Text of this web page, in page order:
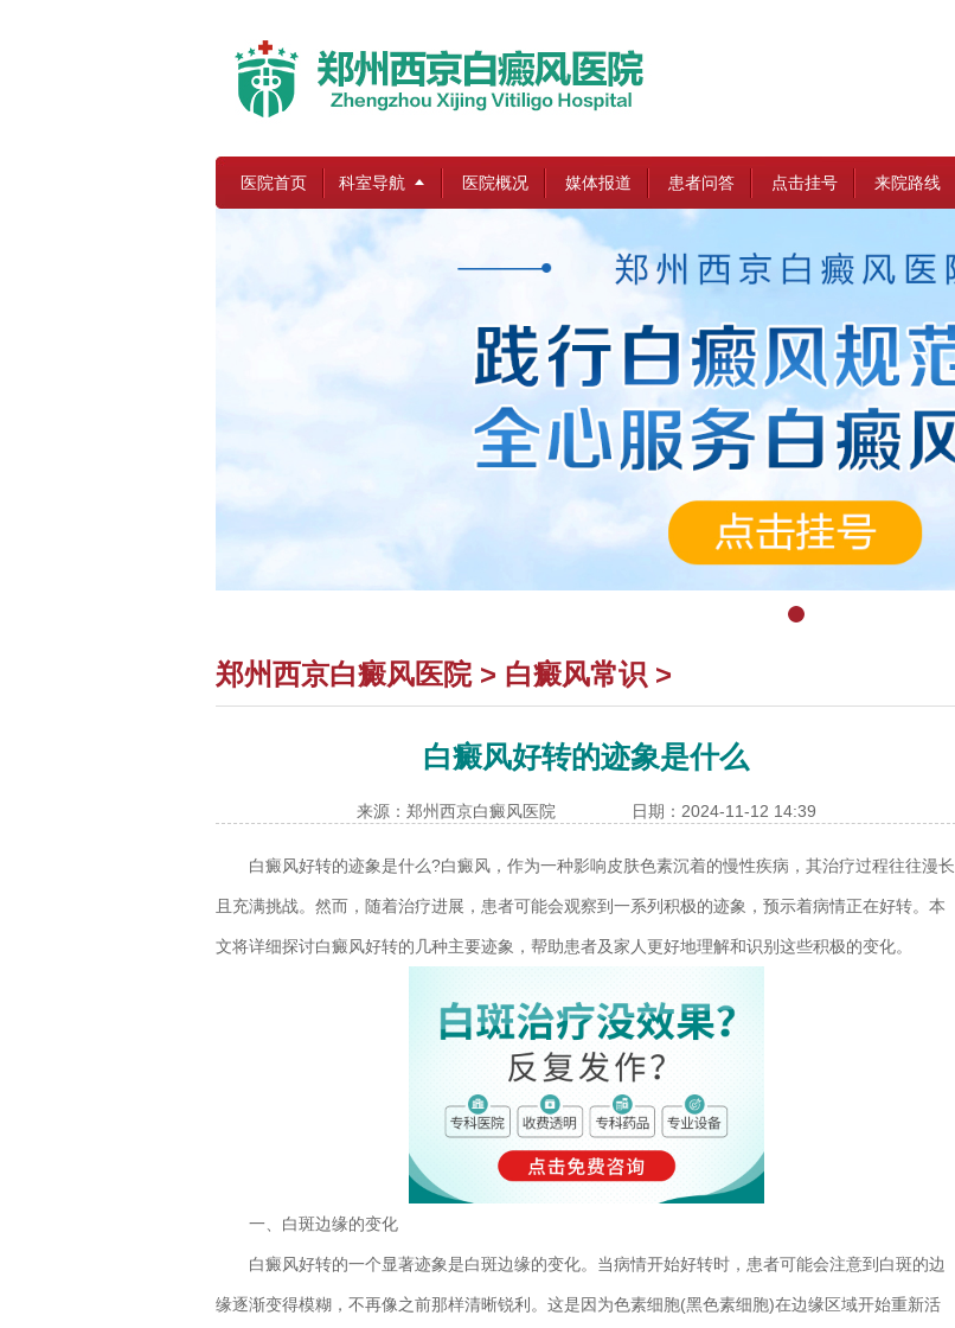
医院首页 科室导航 医院概况 媒体报道 患者问答 点击挂号 来院路线
郑州西京白癜风医院> 白癜风常识 >
白癜风好转的迹象是什么
来源：郑州西京白癜风医院 日期：2024-11-12 14:39
白癜风好转的迹象是什么?白癜风，作为一种影响皮肤色素沉着的慢性疾病，其治疗过程往往漫长
且充满挑战。然而，随着治疗进展，患者可能会观察到一系列积极的迹象，预示着病情正在好转。本
文将详细探讨白癜风好转的几种主要迹象，帮助患者及家人更好地理解和识别这些积极的变化。
一、白斑边缘的变化
白癜风好转的一个显著迹象是白斑边缘的变化。当病情开始好转时，患者可能会注意到白斑的边
缘逐渐变得模糊，不再像之前那样清晰锐利。这是因为色素细胞(黑色素细胞)在边缘区域开始重新活